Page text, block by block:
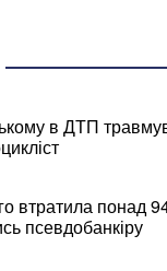
в ДТП
втратила понад
псевдобанкіру